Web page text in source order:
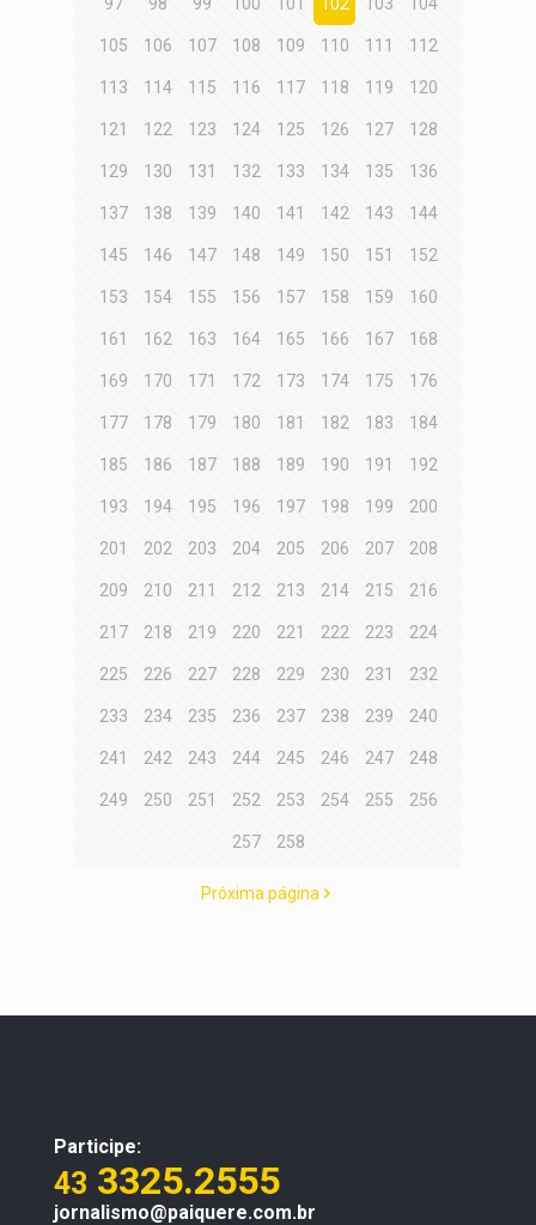
105 106 107 108 109 110 111 112
113 114 115 116 117 118 119 120
121 122 123 124 125 126 127 128
129 130 131 132 133 134 135 136
137 138 139 140 141 142 143 144
145 146 147 148 149 150 151 152
153 154 155 156 157 158 159 160
161 162 163 164 165 166 167 168
169 170 171 172 173 174 175 176
177 178 179 180 181 182 183 184
185 186 187 188 189 190 191 192
193 194 195 196 197 198 199 200
201 202 203 204 205 206 207 208
209 210 211 212 213 214 215 216
217 218 219 220 221 222 223 224
225 226 227 228 229 230 231 232
233 234 235 236 237 238 239 240
241 242 243 244 245 246 247 248
249 250 251 252 253 254 255 256
257 258
Próxima página
Participe:
43 3325.2555
jornalismo@paiquere.com.br